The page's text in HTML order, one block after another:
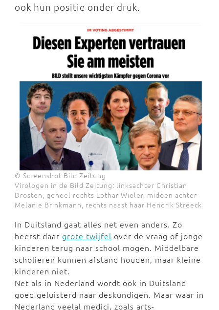
ook hun positie onder druk.
© Screenshot Bild Zeitung
Virologen in de Bild Zeitung: linksachter Christian
Drosten, geheel rechts Lothar Wieler, midden achter
Melanie Brinkmann, rechts naast haar Hendrik Streeck
In Duitsland gaat alles net even anders. Zo
heerst daar grote twijfel over de vraag of jonge
kinderen terug naar school mogen. Middelbare
scholieren kunnen afstand houden, maar kleine
kinderen niet.
Net als in Nederland wordt ook in Duitsland
goed geluisterd naar deskundigen. Maar waar in
Nederland veelal medici, zoals arts-